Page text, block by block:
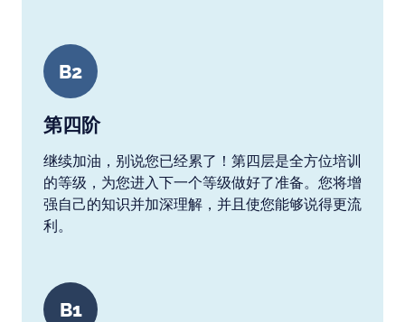
B2
第四阶
继续加油，别说您已经累了！第四层是全方位培训
的等级，为您进入下一个等级做好了准备。您将增
强自己的知识并加深理解，并且使您能够说得更流
利。
B1